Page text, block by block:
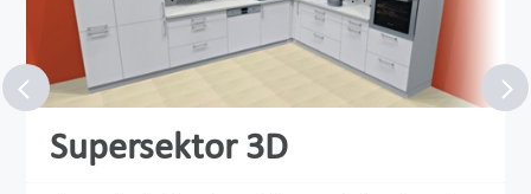
Supersektor 3D